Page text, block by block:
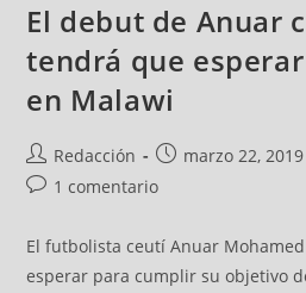
El debut de Anuar
tendrá que
en Malawi
Redacción marzo 22, 2019
1 comentario
El futbolista ceutí Anuar
esperar para cumplir su objetivo